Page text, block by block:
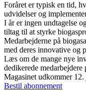
Foråret er typisk en tid,
udvidelser og
I år er ingen undtagelse
tiltag til at styrke
Medarbejderne på
med deres innovative og
Læs om de mange nye
dedikerede medarbejdere
Magasinet udkommer
Bestil abonnement